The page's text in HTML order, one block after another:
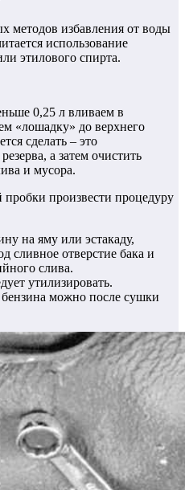
методов избавления от воды
использование
этилового спирта.
0,25 л вливаем в
«лошадку» до верхнего
сделать – это
а затем очистить
и мусора.
произвести процедуру
на яму или эстакаду,
сливное отверстие бака и
слива.
утилизировать.
можно после сушки